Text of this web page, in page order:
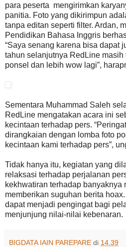
para peserta mengirimkan
panitia. Foto yang dikirimpun
tanpa editan seperti filter. Ardan,
Pendidikan Bahasa Inggris
“Saya senang karena bisa dapat
tahun selanjutnya RedLine masih
ponsel dan lebih wow lagi”,
Sementara Muhammad Saleh
RedLine mengatakan acara ini
kecintaan terhadap pers.
dirangkaian dengan lomba foto
kecintaan kami terhadap pers”,
Tidak hanya itu, kegiatan yang
relaksasi terhadap perjalanan
kekhwatiran terhadap banyaknya
memberikan suguhan berita
dapat menjadi pengingat bagi
menjunjung nilai-nilai kebenaran.
BIGDATA IAIN PAREPARE di 14.39